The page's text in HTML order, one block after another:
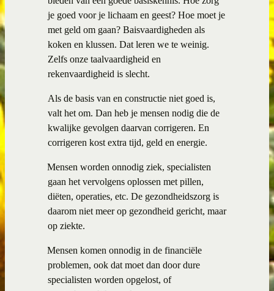
je goed voor je lichaam en geest? Hoe moet je
met geld om gaan? Baisvaardigheden als
koken en klussen. Dat leren we te weinig.
Zelfs onze taalvaardigheid en
rekenvaardigheid is slecht.
Als de basis van en constructie niet goed is,
valt het om. Dan heb je mensen nodig die de
kwalijke gevolgen daarvan corrigeren. En
corrigeren kost extra tijd, geld en energie.
Mensen worden onnodig ziek, specialisten
gaan het vervolgens oplossen met pillen,
diëten, operaties, etc. De gezondheidszorg is
daarom niet meer op gezondheid gericht, maar
op ziekte.
Mensen komen onnodig in de financiële
problemen, ook dat moet dan door dure
specialisten worden opgelost, of